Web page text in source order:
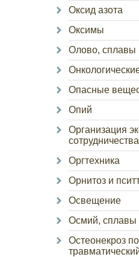
Оксид азота
Оксимы
Олово, сплавы
Опасные
Опий
Организация
Оргтехника
Орнитоз и
Освещение
Осмий, сплавы
Остеонекроз